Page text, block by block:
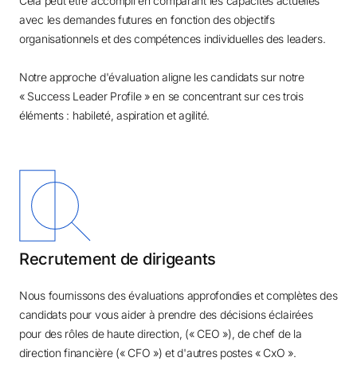
avec les demandes futures en fonction des objectifs
organisationnels et des compétences individuelles des leaders.
Notre approche d'évaluation aligne les candidats sur notre
« Success Leader Profile » en se concentrant sur ces trois
éléments : habileté, aspiration et agilité.
Recrutement de dirigeants
Nous fournissons des évaluations approfondies et complètes des
candidats pour vous aider à prendre des décisions éclairées
pour des rôles de haute direction, (« CEO »), de chef de la
direction financière (« CFO ») et d'autres postes « CxO ».